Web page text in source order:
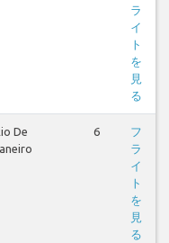
ラ
イ
ト
を
見
る
De
6
フ
ラ
イ
ト
を
見
る